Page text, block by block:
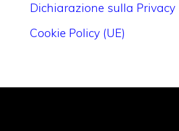
Dichiarazione sulla Privacy
Cookie Policy (UE)